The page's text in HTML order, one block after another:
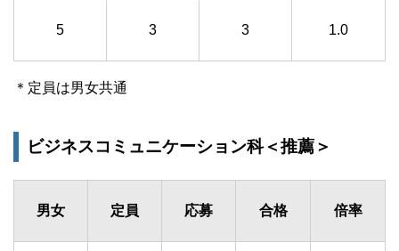
5 3 3 1.0
＊定員は男女共通
ビジネスコミュニケーション科＜推薦＞
男女 定員 応募 合格 倍率